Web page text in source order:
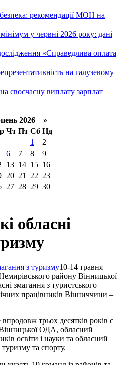
рекомендації МОН на
у червні 2026 року: дані
«Справедлива оплата
на галузевому
своєчасну виплату зарплат
2026 »
Чт Пт Сб Нд
1
2
6 7 8
9
13 14 15 16
20 21 22 23
27 28 29 30
обласні
10-14 травня
району Вінницької
змагання з туристського
працівників Вінниччини –
трьох десятків років є
ОДА, обласний
освіти і науки та обласний
та спорту.